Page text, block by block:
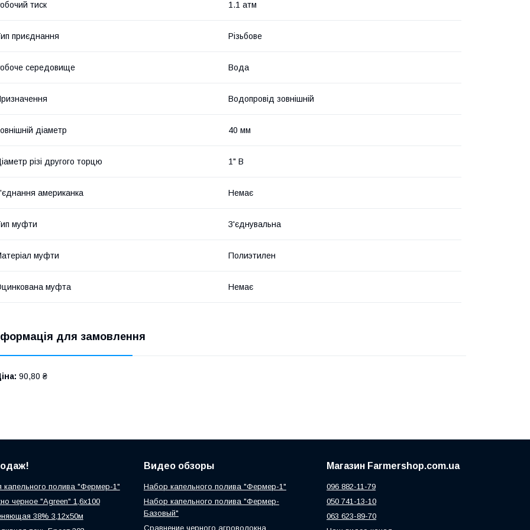
тиск 1.1 атм
приєднання Різьбове
середовище Вода
Водопровід зовнішній
діаметр 40 мм
різі другого торцю 1" В
американка Немає
муфти З'єднувальна
муфти Полиэтилен
муфта Немає
для замовлення
90,80 ₴
полива "Фермер-1"
черное "Agreen" 1,6х100
38% 3,12х50м
Видео обзоры
Набор капельного полива "Фермер-1"
Набор капельного полива "Фермер-
Базовый"
Сравнение черного агроволокна
Магазин Farmershop.com.ua
096 882-11-79
050 741-13-10
063 623-89-70